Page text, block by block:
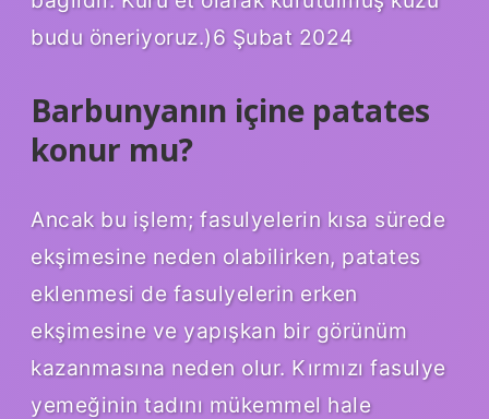
budu öneriyoruz.)6 Şubat 2024
Barbunyanın içine patates
konur mu?
Ancak bu işlem; fasulyelerin kısa sürede
ekşimesine neden olabilirken, patates
eklenmesi de fasulyelerin erken
ekşimesine ve yapışkan bir görünüm
kazanmasına neden olur. Kırmızı fasulye
yemeğinin tadını mükemmel hale